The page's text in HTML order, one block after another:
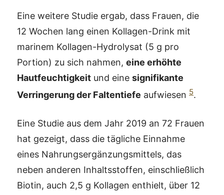
Eine weitere Studie ergab, dass Frauen, die
12 Wochen lang einen Kollagen-Drink mit
marinem Kollagen-Hydrolysat (5 g pro
Portion) zu sich nahmen, eine erhöhte
Hautfeuchtigkeit und eine signifikante
Verringerung der Faltentiefe aufwiesen 5.
Eine Studie aus dem Jahr 2019 an 72 Frauen
hat gezeigt, dass die tägliche Einnahme
eines Nahrungsergänzungsmittels, das
neben anderen Inhaltsstoffen, einschließlich
Biotin, auch 2,5 g Kollagen enthielt, über 12